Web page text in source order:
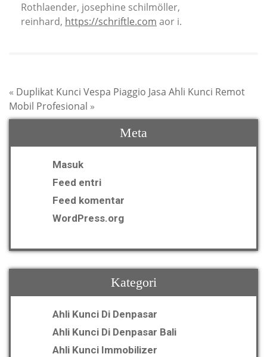
Rothlaender, josephine schilmöller,
reinhard, https://schriftle.com aor i.
« Duplikat Kunci Vespa Piaggio Jasa Ahli Kunci Remot
Mobil Profesional »
Meta
Masuk
Feed entri
Feed komentar
WordPress.org
Kategori
Ahli Kunci Di Denpasar
Ahli Kunci Di Denpasar Bali
Ahli Kunci Immobilizer